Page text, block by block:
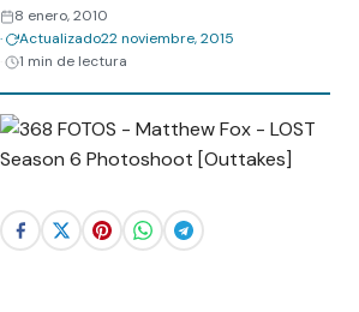
8 enero, 2010
Actualizado22 noviembre, 2015
1 min de lectura